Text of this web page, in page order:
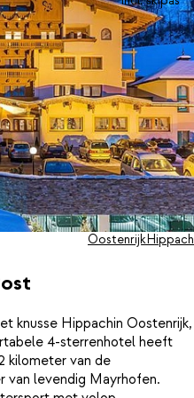
OostenrijkHippach
knusse Hippachin Oostenrijk,
4-sterrenhotel heeft
kilometer van de
van levendig Mayrhofen.